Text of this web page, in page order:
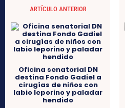
ARTÍCULO ANTERIOR
Oficina senatorial DN
destina Fondo Gadiel a
cirugías de niños con
labio leporino y paladar
hendido